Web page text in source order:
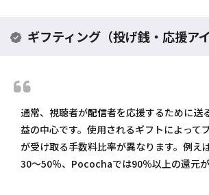
ギフティング（投げ銭・応援アイ
通常、視聴者が配信者を応援するために送
益の中心です。使用されるギフトによって
が受け取る手数料比率が異なります。例え
30〜50％、Pocochaでは90％以上の還元が